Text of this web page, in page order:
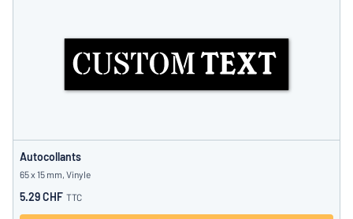
Autocollants
65 x 15 mm, Vinyle
5.29 CHF TTC